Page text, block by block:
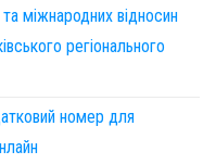
міжнародних відносин
регіонального
номер для